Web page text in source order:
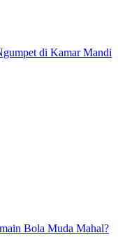
di Kamar Mandi
Bola Muda Mahal?